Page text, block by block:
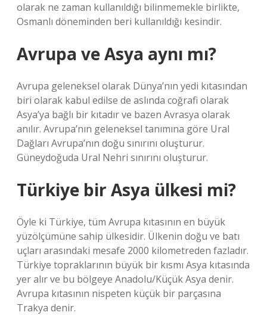
olarak ne zaman kullanıldığı bilinmemekle birlikte,
Osmanlı döneminden beri kullanıldığı kesindir.
Avrupa ve Asya aynı mı?
Avrupa geleneksel olarak Dünya’nın yedi kıtasından
biri olarak kabul edilse de aslında coğrafi olarak
Asya’ya bağlı bir kıtadır ve bazen Avrasya olarak
anılır. Avrupa’nın geleneksel tanımına göre Ural
Dağları Avrupa’nın doğu sınırını oluşturur.
Güneydoğuda Ural Nehri sınırını oluşturur.
Türkiye bir Asya ülkesi mi?
Öyle ki Türkiye, tüm Avrupa kıtasının en büyük
yüzölçümüne sahip ülkesidir. Ülkenin doğu ve batı
uçları arasındaki mesafe 2000 kilometreden fazladır.
Türkiye topraklarının büyük bir kısmı Asya kıtasında
yer alır ve bu bölgeye Anadolu/Küçük Asya denir.
Avrupa kıtasının nispeten küçük bir parçasına
Trakya denir.